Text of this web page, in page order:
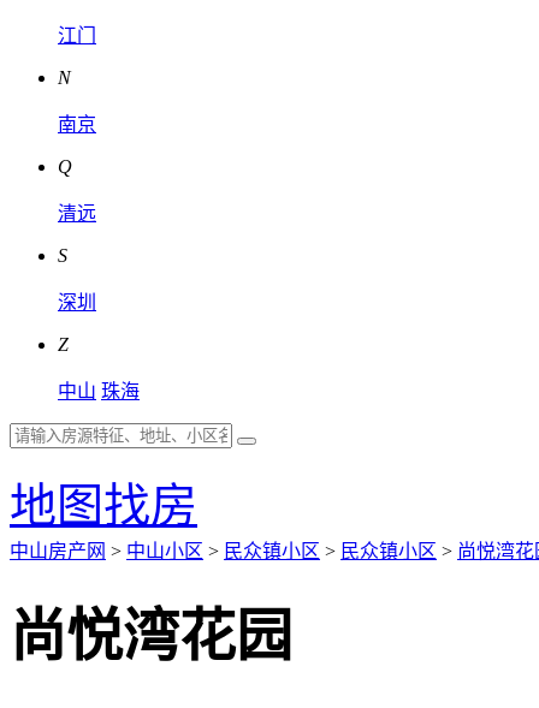
江门
N
南京
Q
清远
S
深圳
Z
中山 珠海
地图找房
中山房产网 > 中山小区 > 民众镇小区 > 民众镇小区 > 尚悦湾花
尚悦湾花园